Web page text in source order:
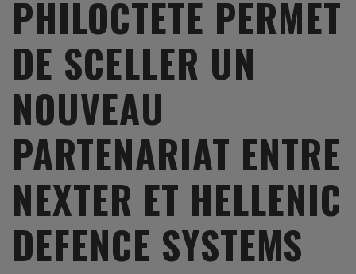
PHILOCTETE PERMET
DE SCELLER UN
NOUVEAU
PARTENARIAT ENTRE
NEXTER ET HELLENIC
DEFENCE SYSTEMS